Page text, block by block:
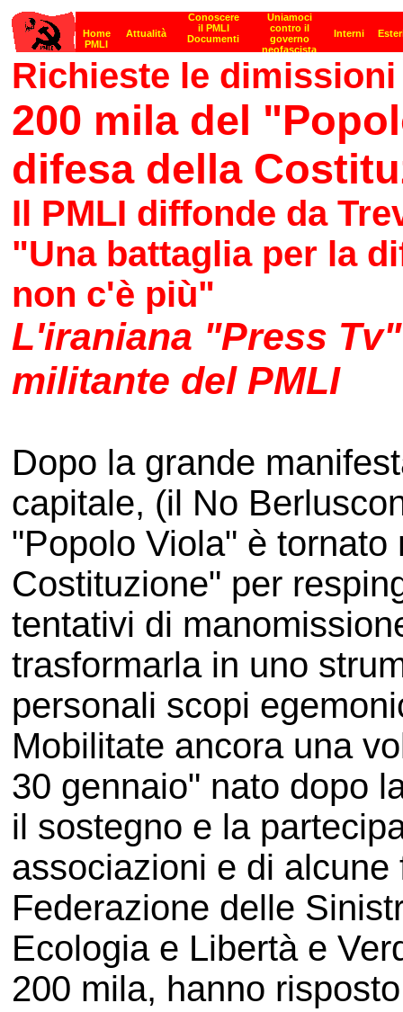
Richieste le
200 mila del
difesa della
Il PMLI diffonde da
"Una battaglia per la
non c'è più"
L'iraniana "Press
militante del PMLI
Dopo la grande
capitale, (il No
"Popolo Viola" è
Costituzione" per
tentativi di
trasformarla in uno
personali scopi
Mobilitate ancora una
30 gennaio" nato dopo
il sostegno e la
associazioni e di
Federazione delle
Ecologia e Libertà e
200 mila, hanno